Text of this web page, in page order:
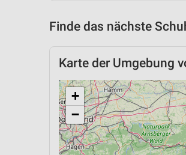
Finde das nächste
Karte der Umgebung
+
−